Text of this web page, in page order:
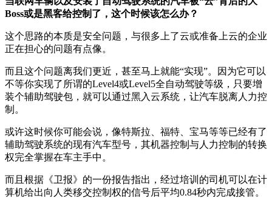
Boss或是黑客给控制了，这个时候该怎么办？
这个思路的本质是安全问题，与很多上了云或准备上云的企业
正在担心的问题有点像。
而且这个问题离我们更近，甚至马上就能“实现”。因为它可以
不等你实现了所谓的Level4或Level5全自动驾驶等级，只要增
装个辅助驾驶包，就可以通过黑入云系统，让汽车脱离人力控
制。
或许这时候你可能会说，像特斯拉、福特、宝马等等已经有了
辅助驾驶系统的现有汽车型号，其机器控制与人力控制的转换
权完全掌握在车主手中。
而且根据《卫报》的一份报告指出，经过培训的司机可以在计
算机给出向人类移交控制权的信号后平均0.84秒内完成接管。